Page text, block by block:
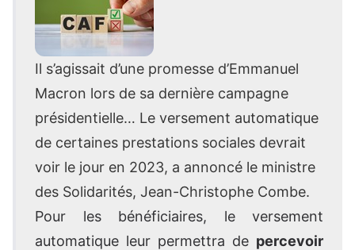
Il s’agissait d’une promesse d’Emmanuel
Macron lors de sa dernière campagne
présidentielle… Le versement automatique
de certaines prestations sociales devrait
voir le jour en 2023, a annoncé le ministre
des Solidarités, Jean-Christophe Combe.
Pour les bénéficiaires, le versement
automatique leur permettra de percevoir